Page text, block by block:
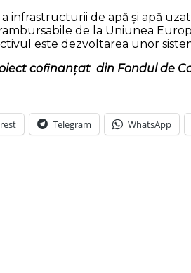
infrastructurii de apă și apă
de la Uniunea
este dezvoltarea unor
cofinanțat din Fondul de
Telegram WhatsApp